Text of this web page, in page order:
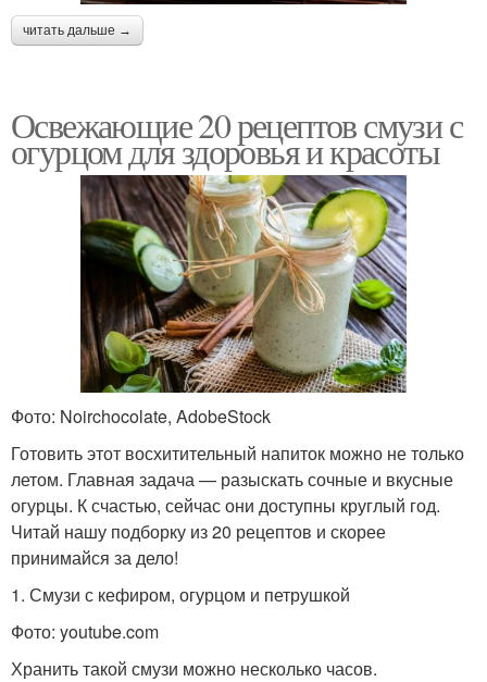
читать дальше →
Освежающие 20 рецептов смузи с
огурцом для здоровья и красоты
Фото: Noirchocolate, AdobeStock
Готовить этот восхитительный напиток можно не только
летом. Главная задача — разыскать сочные и вкусные
огурцы. К счастью, сейчас они доступны круглый год.
Читай нашу подборку из 20 рецептов и скорее
принимайся за дело!
1. Смузи с кефиром, огурцом и петрушкой
Фото: youtube.com
Хранить такой смузи можно несколько часов.